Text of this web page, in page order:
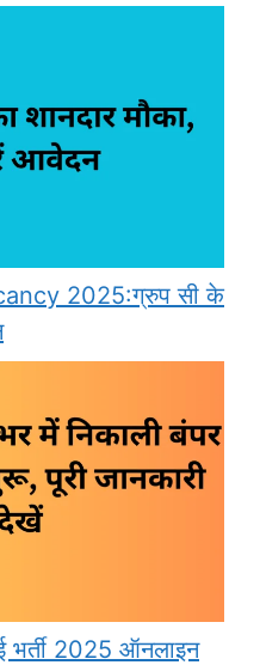
2025:ग्रुप सी के
भर्ती 2025 ऑनलाइन